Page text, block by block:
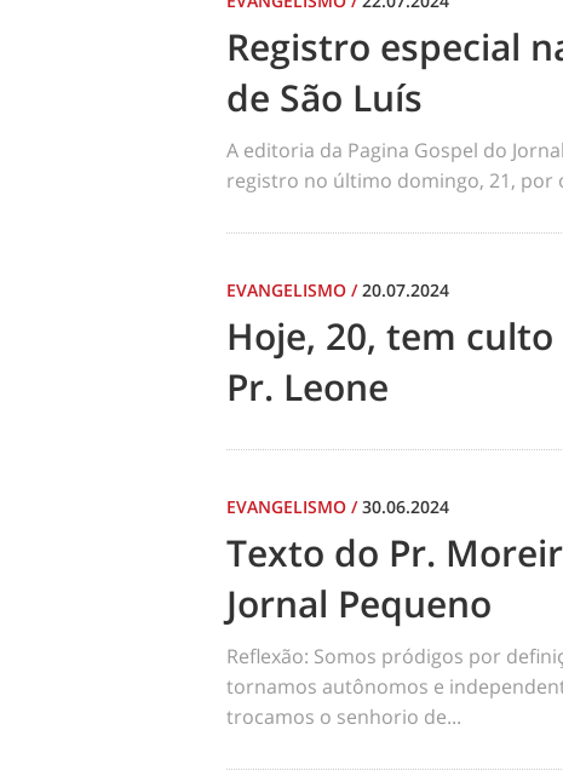
Registro especial
de São Luís
A editoria da Pagina Gospel do
registro no último domingo, 21, por
EVANGELISMO /20.07.2024
Hoje, 20, tem culto
Pr. Leone
EVANGELISMO /30.06.2024
Texto do Pr.
Jornal Pequeno
Reflexão: Somos pródigos por
tornamos autônomos e
trocamos o senhorio de...